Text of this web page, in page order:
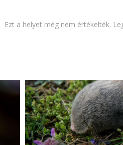
Ezt a helyet még nem értékelték.